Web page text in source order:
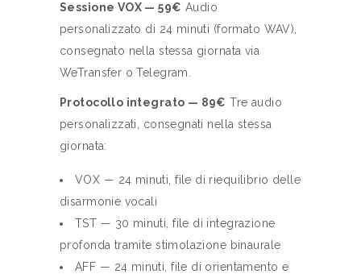
Sessione VOX — 59€ Audio
personalizzato di 24 minuti (formato WAV),
consegnato nella stessa giornata via
WeTransfer o Telegram.
Protocollo integrato — 89€ Tre audio
personalizzati, consegnati nella stessa
giornata:
VOX — 24 minuti, file di riequilibrio delle
disarmonie vocali
TST — 30 minuti, file di integrazione
profonda tramite stimolazione binaurale
AFF — 24 minuti, file di orientamento e